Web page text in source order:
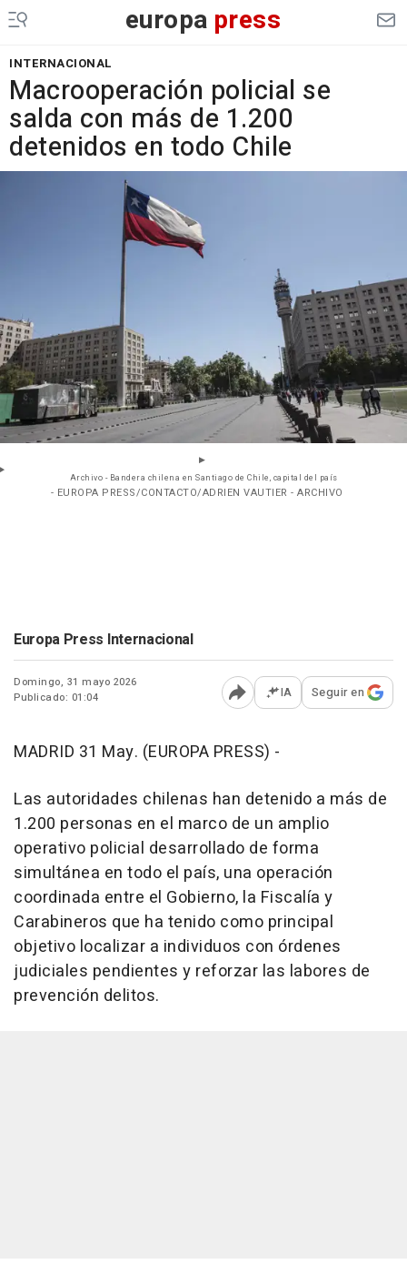
europa press
INTERNACIONAL
Macrooperación policial se
salda con más de 1.200
detenidos en todo Chile
Archivo - Bandera chilena en Santiago de Chile, capital del país
- EUROPA PRESS/CONTACTO/ADRIEN VAUTIER - ARCHIVO
Europa Press Internacional
Domingo, 31 mayo 2026
Publicado: 01:04
Abrir opciones para
IA Seguir en
MADRID 31 May. (EUROPA PRESS) -
Las autoridades chilenas han detenido a más de
1.200 personas en el marco de un amplio
operativo policial desarrollado de forma
simultánea en todo el país, una operación
coordinada entre el Gobierno, la Fiscalía y
Carabineros que ha tenido como principal
objetivo localizar a individuos con órdenes
judiciales pendientes y reforzar las labores de
prevención delitos.